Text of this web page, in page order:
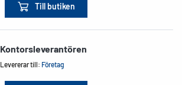
Till butiken
Kontorsleverantören
Levererar till: Företag